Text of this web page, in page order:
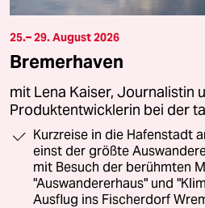
25.– 29. August 2026
Bremerhaven
mit Lena Kaiser, Journalistin
Produktentwicklerin bei der
Kurzreise in die Hafenstadt
einst der größte
mit Besuch der berühmten
"Auswandererhaus" und
Ausflug ins Fischerdorf